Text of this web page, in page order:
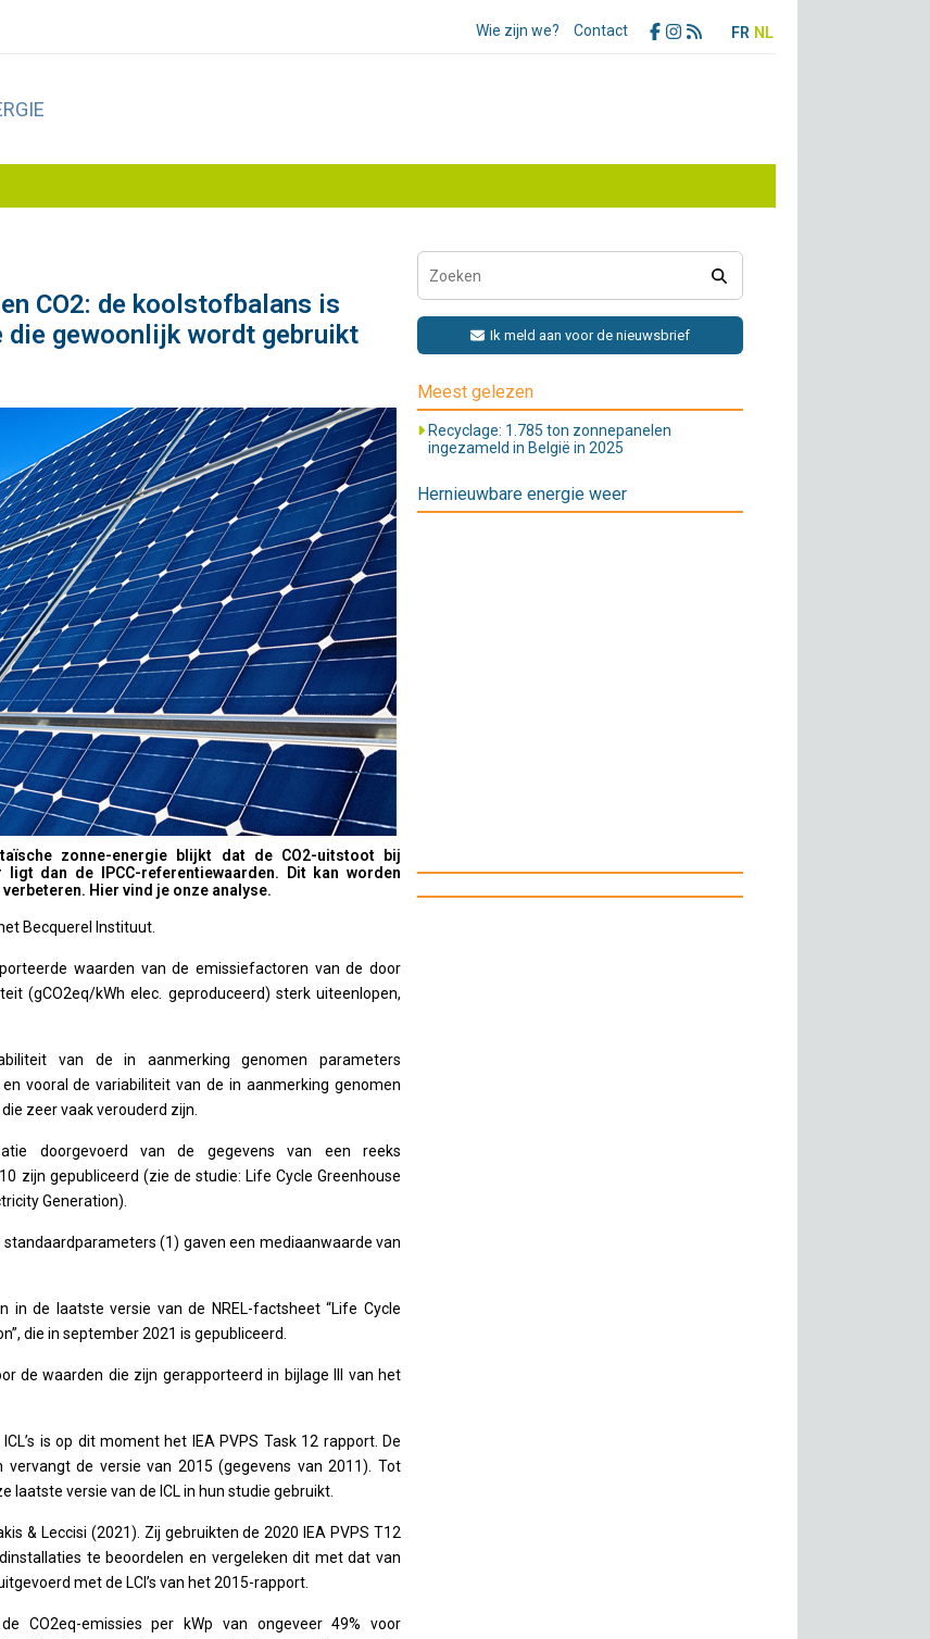
Wie zijn we? Contact FR NL
CO2: de koolstofbalans is
die gewoonlijk wordt gebruikt
zonne-energie blijkt dat de CO2-uitstoot bij
dan de IPCC-referentiewaarden. Dit kan worden
Hier vind je onze analyse.
Becquerel Instituut.
waarden van de emissiefactoren van de door
(gCO2eq/kWh elec. geproduceerd) sterk uiteenlopen,
van de in aanmerking genomen parameters
vooral de variabiliteit van de in aanmerking genomen
zeer vaak verouderd zijn.
doorgevoerd van de gegevens van een reeks
zijn gepubliceerd (zie de studie: Life Cycle Greenhouse
Generation).
(1) gaven een mediaanwaarde van
de laatste versie van de NREL-factsheet “Life Cycle
die in september 2021 is gepubliceerd.
de waarden die zijn gerapporteerd in bijlage III van het
is op dit moment het IEA PVPS Task 12 rapport. De
de versie van 2015 (gegevens van 2011). Tot
laatste versie van de ICL in hun studie gebruikt.
& Leccisi (2021). Zij gebruikten de 2020 IEA PVPS T12
te beoordelen en vergeleken dit met dat van
met de LCI’s van het 2015-rapport.
CO2eq-emissies per kWp van ongeveer 49% voor
Ik meld aan voor de nieuwsbrief
Meest gelezen
Recyclage: 1.785 ton zonnepanelen
ingezameld in België in 2025
Hernieuwbare energie weer